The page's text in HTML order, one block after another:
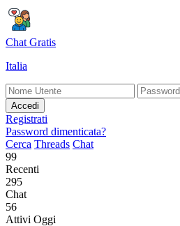
Chat Gratis
Italia
Accedi
Registrati
Password dimenticata?
Cerca Threads Chat
99
Recenti
295
Chat
56
Attivi Oggi